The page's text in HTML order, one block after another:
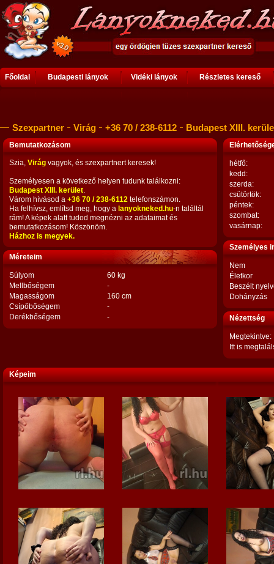
Főoldal Budapesti lányok Vidéki lányok Részletes kereső
Szexpartner Virág +36 70 / 238-6112 Budapest XIII.
Bemutatkozásom
Szia, Virág vagyok, és szexpartnert keresek!
Személyesen a következő helyen tudunk találkozni:
Budapest XIII. kerület.
Várom hívásod a +36 70 / 238-6112 telefonszámon.
Ha felhívsz, említsd meg, hogy a lanyokneked.hu-n találtál
rám! A képek alatt tudod megnézni az adataimat és
bemutatkozásom! Köszönöm.
Házhoz is megyek.
Méreteim
Súlyom
60 kg
Mellbőségem
-
Magasságom
160 cm
Csípőbőségem
-
Derékbőségem
-
hétfő:
kedd:
szerda:
csütörtök:
péntek:
szombat:
vasárnap:
Személyes
Nem
Életkor
Beszélt
Dohányzás
Nézettség
Megtekintve:
Itt is
Képeim